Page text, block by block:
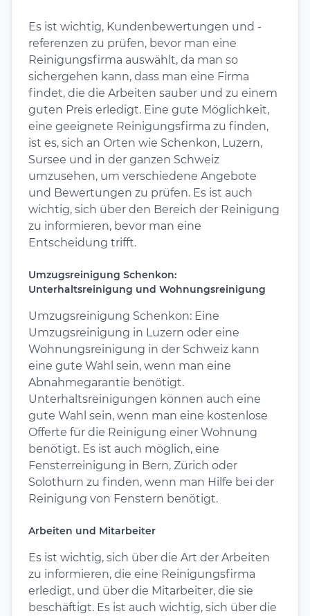
Es ist wichtig, Kundenbewertungen und -
referenzen zu prüfen, bevor man eine
Reinigungsfirma auswählt, da man so
sichergehen kann, dass man eine Firma
findet, die die Arbeiten sauber und zu einem
guten Preis erledigt. Eine gute Möglichkeit,
eine geeignete Reinigungsfirma zu finden,
ist es, sich an Orten wie Schenkon, Luzern,
Sursee und in der ganzen Schweiz
umzusehen, um verschiedene Angebote
und Bewertungen zu prüfen. Es ist auch
wichtig, sich über den Bereich der Reinigung
zu informieren, bevor man eine
Entscheidung trifft.
Umzugsreinigung Schenkon:
Unterhaltsreinigung und Wohnungsreinigung
Umzugsreinigung Schenkon: Eine
Umzugsreinigung in Luzern oder eine
Wohnungsreinigung in der Schweiz kann
eine gute Wahl sein, wenn man eine
Abnahmegarantie benötigt.
Unterhaltsreinigungen können auch eine
gute Wahl sein, wenn man eine kostenlose
Offerte für die Reinigung einer Wohnung
benötigt. Es ist auch möglich, eine
Fensterreinigung in Bern, Zürich oder
Solothurn zu finden, wenn man Hilfe bei der
Reinigung von Fenstern benötigt.
Arbeiten und Mitarbeiter
Es ist wichtig, sich über die Art der Arbeiten
zu informieren, die eine Reinigungsfirma
erledigt, und über die Mitarbeiter, die sie
beschäftigt. Es ist auch wichtig, sich über die